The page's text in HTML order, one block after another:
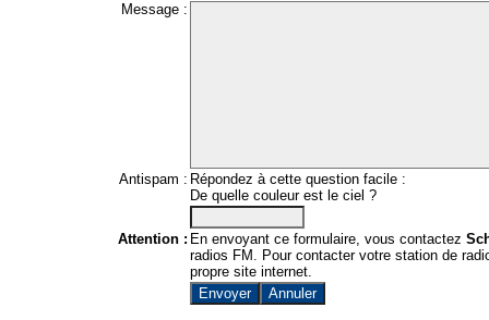
Message :
Antispam : Répondez à cette question facile :
De quelle couleur est le ciel ?
Attention : En envoyant ce formulaire, vous contactez
radios FM. Pour contacter votre station de
propre site internet.